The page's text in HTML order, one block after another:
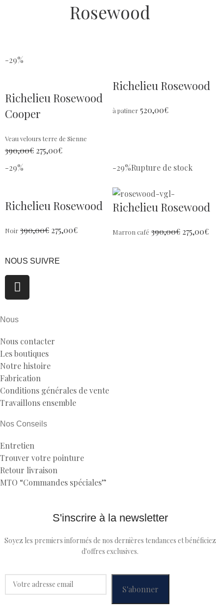
Rosewood
-29%
Richelieu Rosewood
Cooper
Veau velours terre de Sienne
390,00€ 275,00€
Richelieu Rosewood
à patiner 520,00€
-29%
Richelieu Rosewood
Noir 390,00€ 275,00€
-29%Rupture de stock
Richelieu Rosewood
Marron café 390,00€ 275,00€
NOUS SUIVRE
Nous
Nous contacter
Les boutiques
Notre histoire
Fabrication
Conditions générales de vente
Travaillons ensemble
Nos Conseils
Entretien
Trouver votre pointure
Retour livraison
MTO “Commandes spéciales”
S'inscrire à la newsletter
Soyez les premiers informés de nos dernières tendances et bénéficiez
d'offres exclusives.